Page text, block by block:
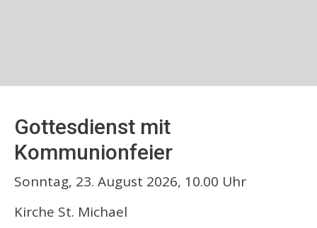
Gottesdienst mit
Kommunionfeier
Sonntag, 23. August 2026, 10.00 Uhr
Kirche St. Michael